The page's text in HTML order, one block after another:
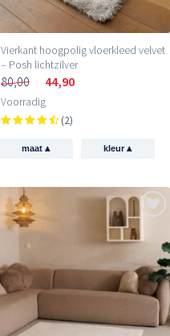
Vierkant hoogpolig vloerkleed velvet
– Posh lichtzilver
80,00 44,90
Voorradig
(2)
maat ▴ kleur▴